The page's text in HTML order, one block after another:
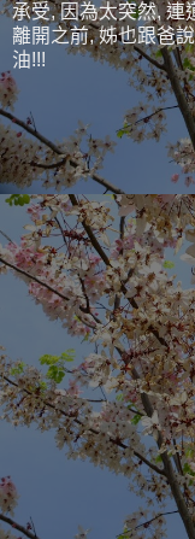
承受, 因為太突然, 連
離開之前, 姊也跟爸
油!!!